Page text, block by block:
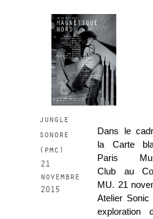
jungle
sonore
(pmc)
21
novembre
2015
Dans le
la Carte
Paris
Club au
MU. 21
Atelier Sonic
exploration